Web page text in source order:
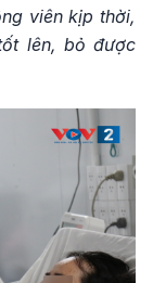
viên kịp thời,
lên, bỏ được